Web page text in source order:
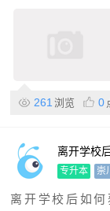
261 浏览 0
离开学校
专升本 崇
离开学校后如何